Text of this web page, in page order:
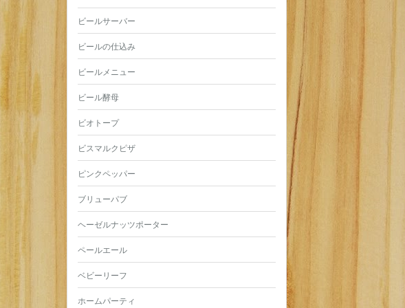
ビールサーバー
ビールの仕込み
ビールメニュー
ビール酵母
ビオトープ
ビスマルクピザ
ピンクペッパー
ブリューパブ
ヘーゼルナッツポーター
ペールエール
ベビーリーフ
ホームパーティ